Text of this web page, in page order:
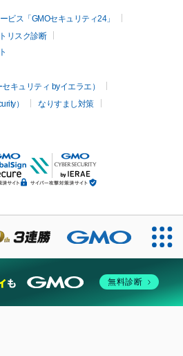
ビス「GMOセキュリティ24」
リスク診断
キュリティ byイエラエ）
）
なりすまし対策
無料診断